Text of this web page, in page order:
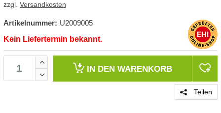
zzgl. Versandkosten
Artikelnummer: U2009005
Kein Liefertermin bekannt.
IN DEN WARENKORB
Teilen